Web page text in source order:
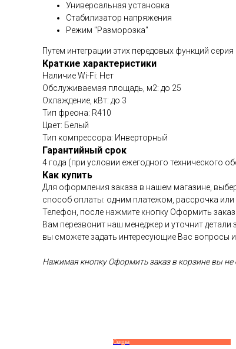
Универсальная установка
Стабилизатор напряжения
Режим "Разморозка"
Путем интеграции этих передовых функций
Краткие характеристики
Наличие Wi-Fi: Нет
Обслуживаемая площадь, м2: до 25
Охлаждение, кВт: до 3
Тип фреона: R410
Цвет: Белый
Тип компрессора: Инверторный
Гарантийный срок
4 года (при условии ежегодного технического
Как купить
Для оформления заказа в нашем магазине,
способ оплаты: одним платежом, рассрочка
Телефон, после нажмите кнопку Оформить заказ.
Вам перезвонит наш менеджер и уточнит
вы сможете задать интересующие Вас вопросы
Нажимая кнопку Оформить заказ в корзине вы не
Скидка